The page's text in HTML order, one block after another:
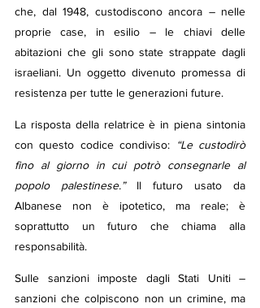
che, dal 1948, custodiscono ancora – nelle
proprie case, in esilio – le chiavi delle
abitazioni che gli sono state strappate dagli
israeliani. Un oggetto divenuto promessa di
resistenza per tutte le generazioni future.
La risposta della relatrice è in piena sintonia
con questo codice condiviso:
“Le custodirò
fino al giorno in cui potrò consegnarle al
popolo palestinese.” Il futuro usato da
Albanese non è ipotetico, ma reale; è
soprattutto un futuro che chiama alla
responsabilità.
Sulle sanzioni imposte dagli Stati Uniti –
sanzioni che colpiscono non un crimine, ma